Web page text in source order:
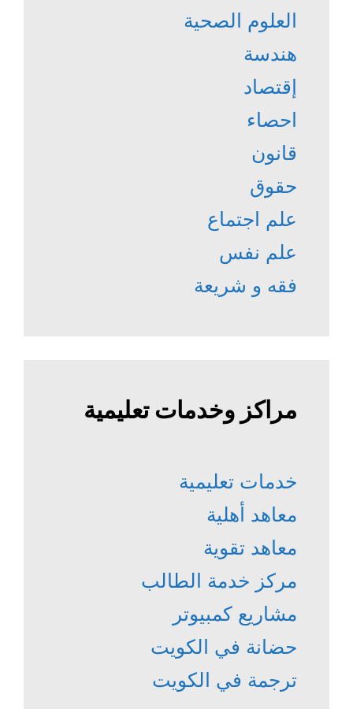
العلوم الصحية
هندسة
إقتصاد
احصاء
قانون
حقوق
علم اجتماع
علم نفس
فقه و شريعة
مراكز وخدمات تعليمية
خدمات تعليمية
معاهد أهلية
معاهد تقوية
مركز خدمة الطالب
مشاريع كمبيوتر
حضانة في الكويت
ترجمة في الكويت